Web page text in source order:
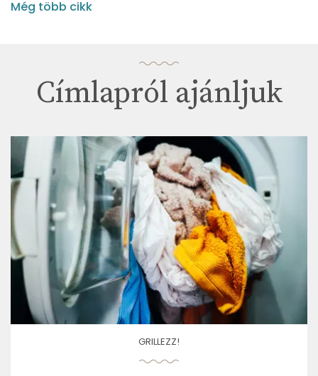
Még több cikk
Címlapról ajánljuk
GRILLEZZ!